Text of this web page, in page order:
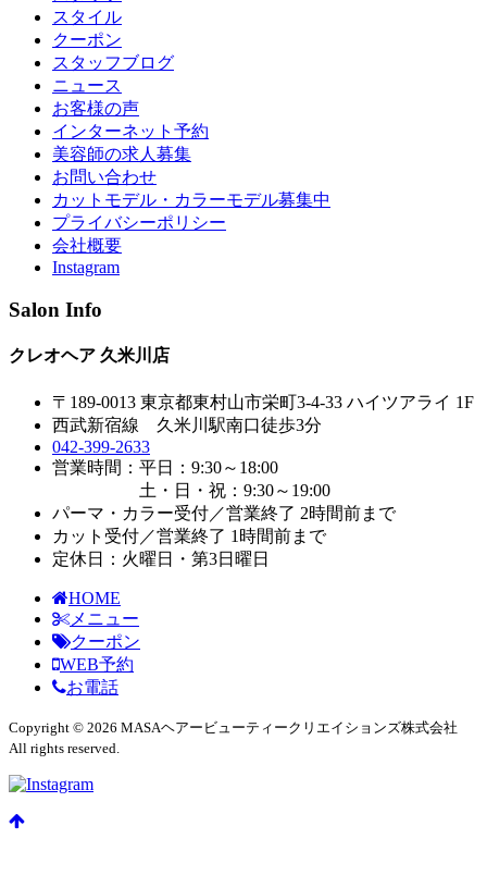
スタイル
クーポン
スタッフブログ
ニュース
お客様の声
インターネット予約
美容師の求人募集
お問い合わせ
カットモデル・カラーモデル募集中
プライバシーポリシー
会社概要
Instagram
Salon Info
クレオヘア 久米川店
〒189-0013 東京都東村山市栄町3-4-33 ハイツアライ 1F
西武新宿線 久米川駅南口徒歩3分
042-399-2633
営業時間：平日：9:30～18:00
土・日・祝：9:30～19:00
パーマ・カラー受付／営業終了 2時間前まで
カット受付／営業終了 1時間前まで
定休日：火曜日・第3日曜日
HOME
メニュー
クーポン
WEB予約
お電話
Copyright © 2026 MASAヘアービューティークリエイションズ株式会社
All rights reserved.